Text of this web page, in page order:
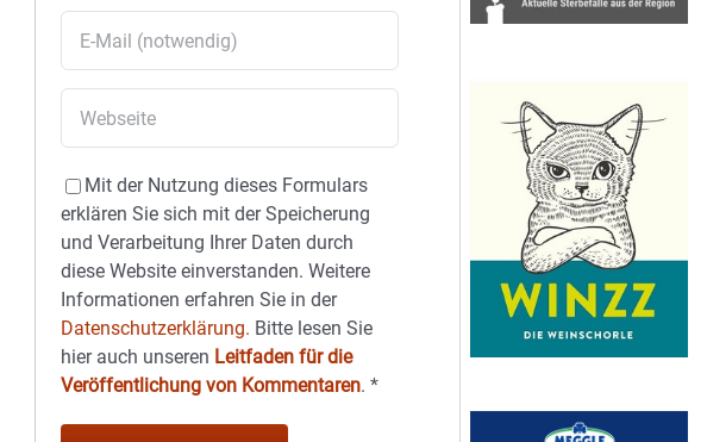
Mit der Nutzung dieses Formulars
erklären Sie sich mit der Speicherung
und Verarbeitung Ihrer Daten durch
diese Website einverstanden. Weitere
Informationen erfahren Sie in der
Datenschutzerklärung. Bitte lesen Sie
hier auch unseren Leitfaden für die
Veröffentlichung von Kommentaren.*